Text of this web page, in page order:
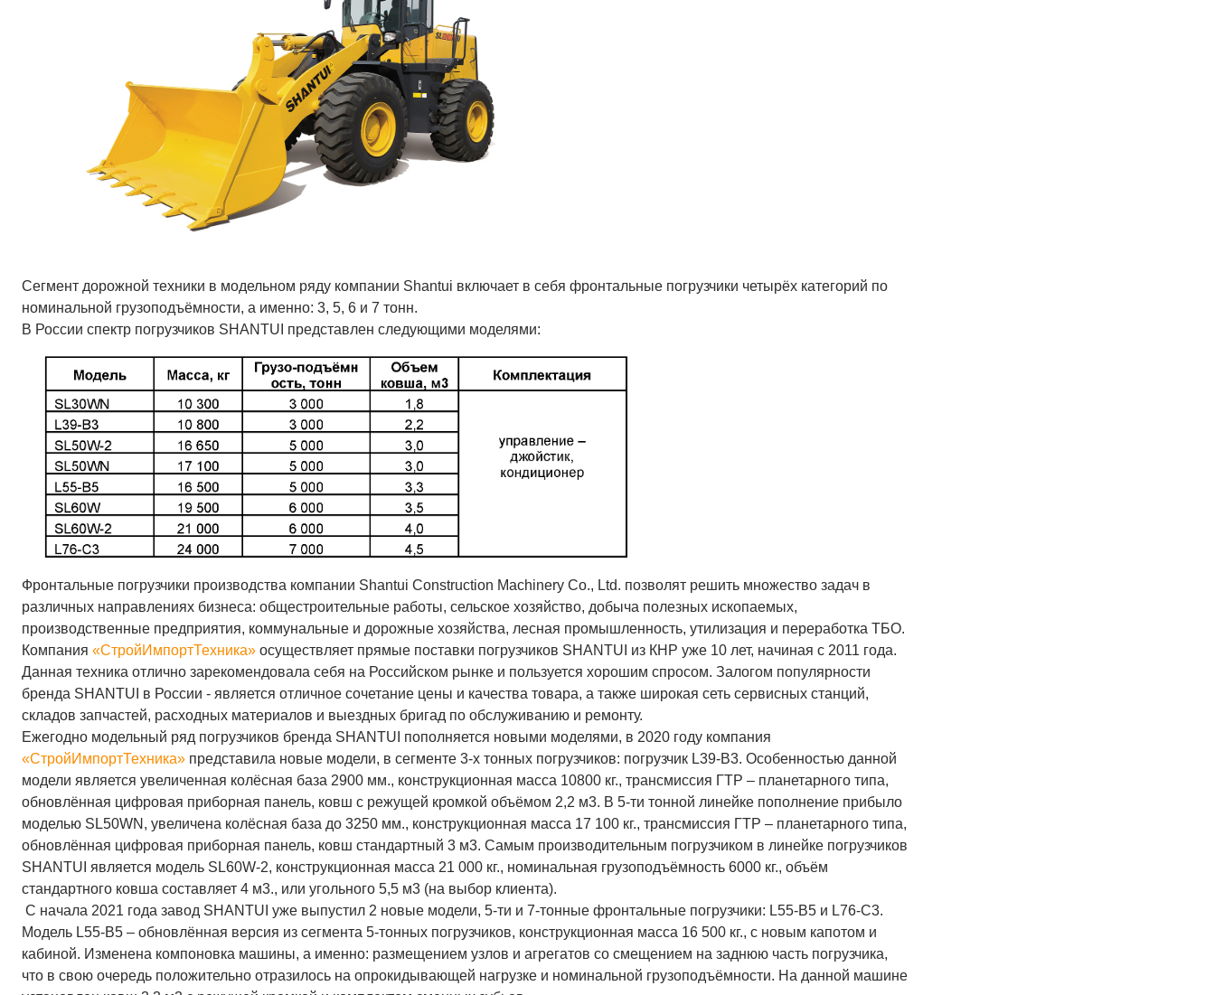
Сегмент дорожной техники в модельном ряду компании Shantui включает в себя фронтальные погрузчики четырёх категорий по
номинальной грузоподъёмности, а именно: 3, 5, 6 и 7 тонн.
В России спектр погрузчиков SHANTUI представлен следующими моделями:
Фронтальные погрузчики производства компании Shantui Construction Machinery Co., Ltd. позволят решить множество задач в
различных направлениях бизнеса: общестроительные работы, сельское хозяйство, добыча полезных ископаемых,
производственные предприятия, коммунальные и дорожные хозяйства, лесная промышленность, утилизация и переработка ТБО.
Компания «СтройИмпортТехника» осуществляет прямые поставки погрузчиков SHANTUI из КНР уже 10 лет, начиная с 2011 года.
Данная техника отлично зарекомендовала себя на Российском рынке и пользуется хорошим спросом. Залогом популярности
бренда SHANTUI в России - является отличное сочетание цены и качества товара, а также широкая сеть сервисных станций,
складов запчастей, расходных материалов и выездных бригад по обслуживанию и ремонту.
Ежегодно модельный ряд погрузчиков бренда SHANTUI пополняется новыми моделями, в 2020 году компания
«СтройИмпортТехника» представила новые модели, в сегменте 3-х тонных погрузчиков: погрузчик L39-B3. Особенностью данной
модели является увеличенная колёсная база 2900 мм., конструкционная масса 10800 кг., трансмиссия ГТР – планетарного типа,
обновлённая цифровая приборная панель, ковш с режущей кромкой объёмом 2,2 м3. В 5-ти тонной линейке пополнение прибыло
моделью SL50WN, увеличена колёсная база до 3250 мм., конструкционная масса 17 100 кг., трансмиссия ГТР – планетарного типа,
обновлённая цифровая приборная панель, ковш стандартный 3 м3. Самым производительным погрузчиком в линейке погрузчиков
SHANTUI является модель SL60W-2, конструкционная масса 21 000 кг., номинальная грузоподъёмность 6000 кг., объём
стандартного ковша составляет 4 м3., или угольного 5,5 м3 (на выбор клиента).
С начала 2021 года завод SHANTUI уже выпустил 2 новые модели, 5-ти и 7-тонные фронтальные погрузчики: L55-В5 и L76-C3.
Модель L55-В5 – обновлённая версия из сегмента 5-тонных погрузчиков, конструкционная масса 16 500 кг., с новым капотом и
кабиной. Изменена компоновка машины, а именно: размещением узлов и агрегатов со смещением на заднюю часть погрузчика,
что в свою очередь положительно отразилось на опрокидывающей нагрузке и номинальной грузоподъёмности. На данной машине